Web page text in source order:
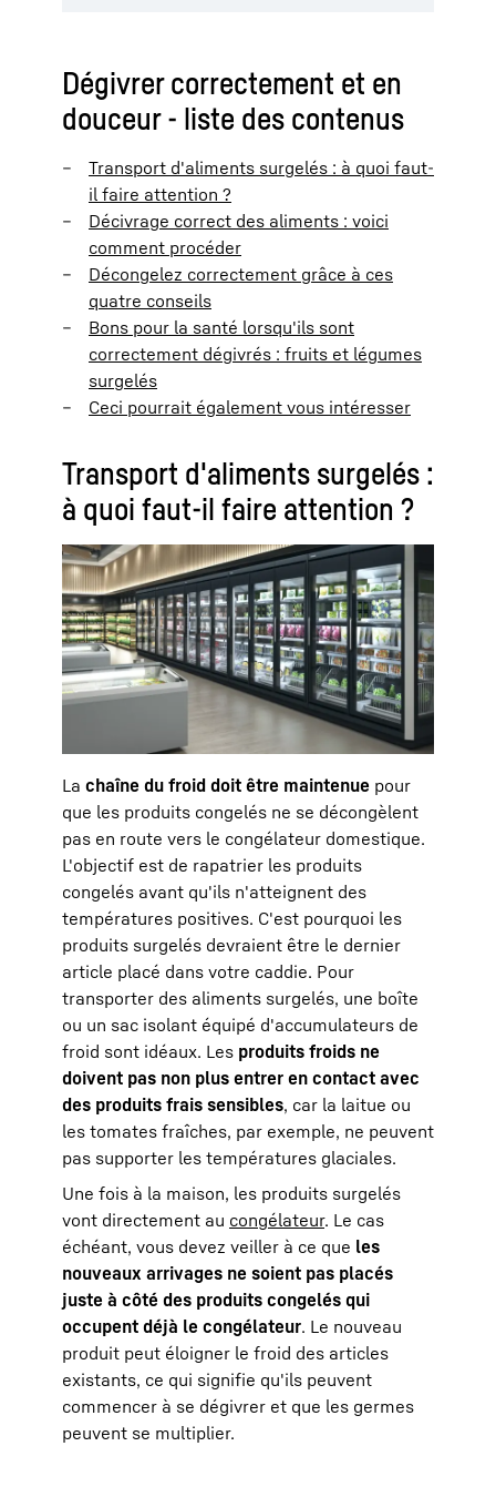
Dégivrer correctement et en
douceur - liste des contenus
Transport d'aliments surgelés : à quoi faut-
il faire attention ?
Décivrage correct des aliments : voici
comment procéder
Décongelez correctement grâce à ces
quatre conseils
Bons pour la santé lorsqu'ils sont
correctement dégivrés : fruits et légumes
surgelés
Ceci pourrait également vous intéresser
Transport d'aliments surgelés :
à quoi faut-il faire attention ?
La chaîne du froid doit être maintenue pour
que les produits congelés ne se décongèlent
pas en route vers le congélateur domestique.
L'objectif est de rapatrier les produits
congelés avant qu'ils n'atteignent des
températures positives. C'est pourquoi les
produits surgelés devraient être le dernier
article placé dans votre caddie. Pour
transporter des aliments surgelés, une boîte
ou un sac isolant équipé d'accumulateurs de
froid sont idéaux. Les produits froids ne
doivent pas non plus entrer en contact avec
des produits frais sensibles, car la laitue ou
les tomates fraîches, par exemple, ne peuvent
pas supporter les températures glaciales.
Une fois à la maison, les produits surgelés
vont directement au congélateur. Le cas
échéant, vous devez veiller à ce que les
nouveaux arrivages ne soient pas placés
juste à côté des produits congelés qui
occupent déjà le congélateur. Le nouveau
produit peut éloigner le froid des articles
existants, ce qui signifie qu'ils peuvent
commencer à se dégivrer et que les germes
peuvent se multiplier.